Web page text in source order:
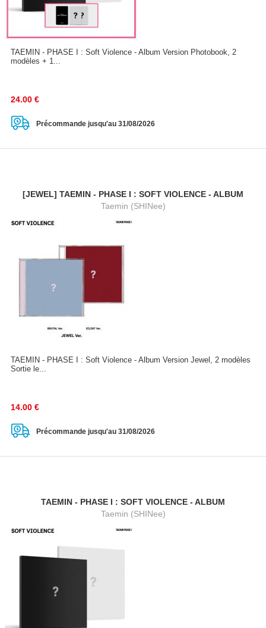
TAEMIN - PHASE I : Soft Violence - Album Version Photobook, 2
modèles + 1...
24.00 €
Précommande jusqu'au 31/08/2026
[JEWEL] TAEMIN - PHASE I : SOFT VIOLENCE - ALBUM
Taemin (SHINee)
TAEMIN - PHASE I : Soft Violence - Album Version Jewel, 2 modèles
Sortie le...
14.00 €
Précommande jusqu'au 31/08/2026
TAEMIN - PHASE I : SOFT VIOLENCE - ALBUM
Taemin (SHINee)